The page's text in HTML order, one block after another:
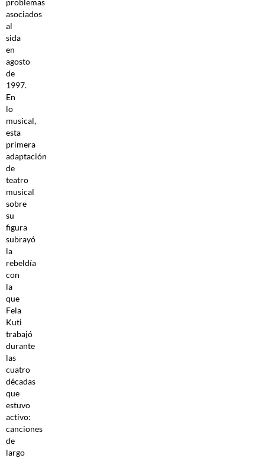
problemas
asociados
al
sida
en
agosto
de
1997.
En
lo
musical,
esta
primera
adaptación
de
teatro
musical
sobre
su
figura
subrayó
la
rebeldía
con
la
que
Fela
Kuti
trabajó
durante
las
cuatro
décadas
que
estuvo
activo:
canciones
de
largo